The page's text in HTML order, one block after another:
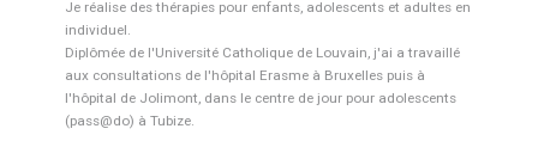
Je réalise des thérapies pour enfants, adolescents et adultes en
individuel.
Diplômée de l'Université Catholique de Louvain, j'ai a travaillé
aux consultations de l'hôpital Erasme à Bruxelles puis à
l'hôpital de Jolimont, dans le centre de jour pour adolescents
(pass@do) à Tubize.